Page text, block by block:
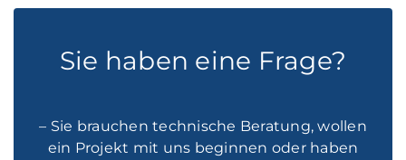
Sie haben eine Frage?
– Sie brauchen technische Beratung, wollen
ein Projekt mit uns beginnen oder haben